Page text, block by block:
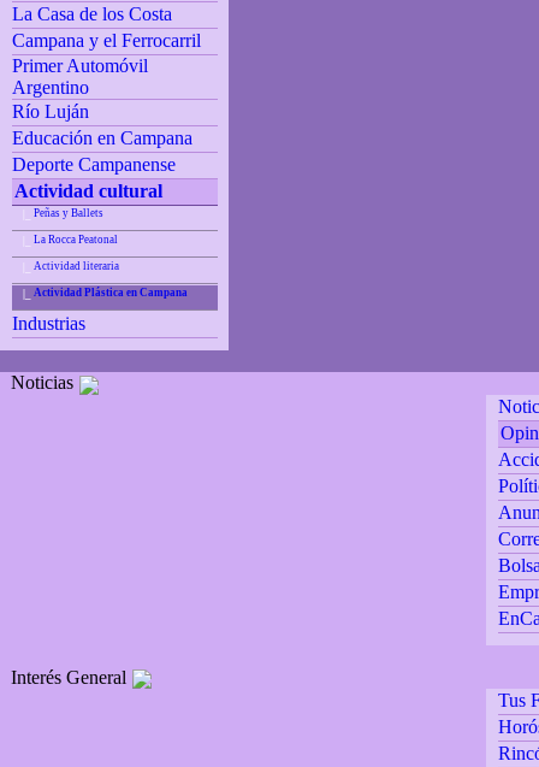
La Casa de los Costa
Campana y el Ferrocarril
Primer Automóvil
Argentino
Río Luján
Educación en Campana
Deporte Campanense
Actividad cultural
Peñas y Ballets
La Rocca Peatonal
Actividad literaria
Actividad Plástica en Campana
Industrias
Noticias
Interés General
Tus